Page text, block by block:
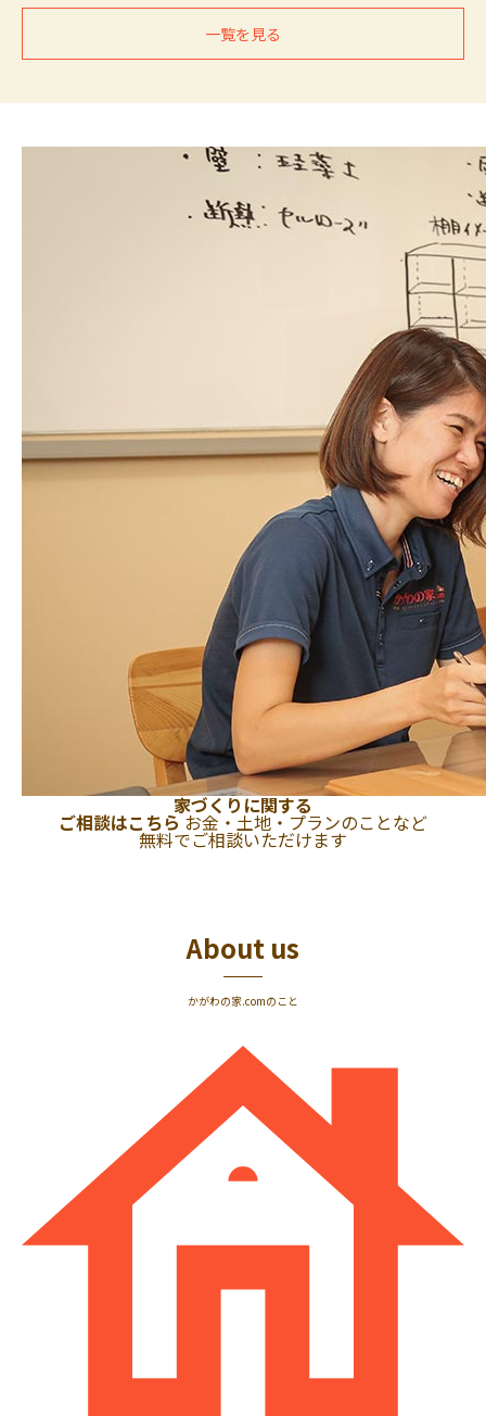
一覧を見る
家づくりに関する
ご相談はこちら お金・土地・プランのことなど
無料でご相談いただけます
About us
かがわの家.comのこと